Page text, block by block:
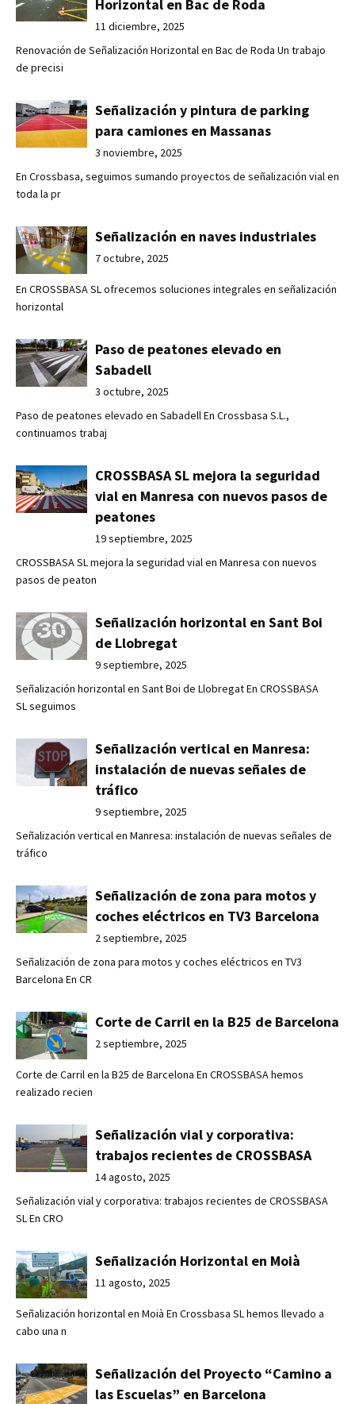
Horizontal en Bac de Roda
11 diciembre, 2025
Renovación de Señalización Horizontal en Bac de Roda Un trabajo
de precisi
Señalización y pintura de parking
para camiones en Massanas
3 noviembre, 2025
En Crossbasa, seguimos sumando proyectos de señalización vial en
toda la pr
Señalización en naves industriales
7 octubre, 2025
En CROSSBASA SL ofrecemos soluciones integrales en señalización
horizontal
Paso de peatones elevado en
Sabadell
3 octubre, 2025
Paso de peatones elevado en Sabadell En Crossbasa S.L.,
continuamos trabaj
CROSSBASA SL mejora la seguridad
vial en Manresa con nuevos pasos de
peatones
19 septiembre, 2025
CROSSBASA SL mejora la seguridad vial en Manresa con nuevos
pasos de peaton
Señalización horizontal en Sant Boi
de Llobregat
9 septiembre, 2025
Señalización horizontal en Sant Boi de Llobregat En CROSSBASA
SL seguimos
Señalización vertical en Manresa:
instalación de nuevas señales de
tráfico
9 septiembre, 2025
Señalización vertical en Manresa: instalación de nuevas señales de
tráfico
Señalización de zona para motos y
coches eléctricos en TV3 Barcelona
2 septiembre, 2025
Señalización de zona para motos y coches eléctricos en TV3
Barcelona En CR
Corte de Carril en la B25 de Barcelona
2 septiembre, 2025
Corte de Carril en la B25 de Barcelona En CROSSBASA hemos
realizado recien
Señalización vial y corporativa:
trabajos recientes de CROSSBASA
14 agosto, 2025
Señalización vial y corporativa: trabajos recientes de CROSSBASA
SL En CRO
Señalización Horizontal en Moià
11 agosto, 2025
Señalización horizontal en Moià En Crossbasa SL hemos llevado a
cabo una n
Señalización del Proyecto “Camino a
las Escuelas” en Barcelona